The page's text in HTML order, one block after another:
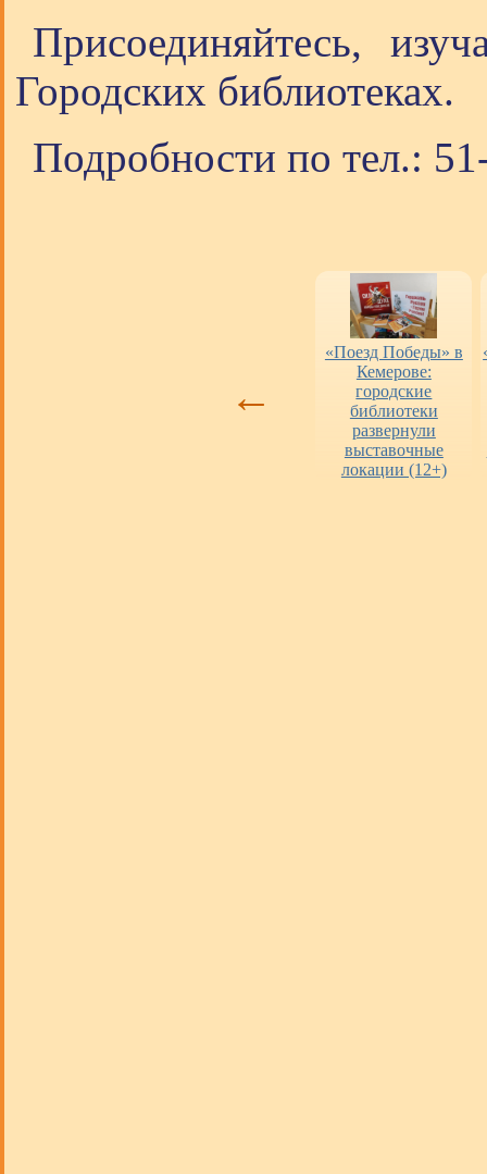
Присоединяйтесь,
Городских библиотеках.
Подробности по тел.:
←
«Поезд Победы» в
Кемерове:
городские
библиотеки
развернули
выставочные
локации (12+)